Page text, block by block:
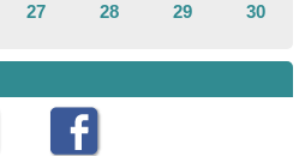
27 28 29
30